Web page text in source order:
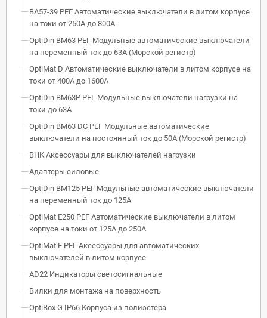
ВА57-39 РЕГ Автоматические выключатели в литом корпусе
на токи от 250А до 800А
OptiDin BM63 РЕГ Модульные автоматические выключатели
на переменный ток до 63А (Морской регистр)
OptiMat D Автоматические выключатели в литом корпусе на
токи от 400А до 1600А
OptiDin BM63P РЕГ Модульные выключатели нагрузки на
токи до 63А
OptiDin BM63 DC РЕГ Модульные автоматические
выключатели на постоянный ток до 50А (Морской регистр)
ВНК Аксессуары для выключателей нагрузки
Адаптеры силовые
OptiDin BM125 РЕГ Модульные автоматические выключатели
на переменный ток до 125А
OptiMat E250 РЕГ Автоматические выключатели в литом
корпусе на токи от 125А до 250А
OptiMat E РЕГ Аксессуары для автоматических
выключателей в литом корпусе
AD22 Индикаторы светосигнальные
Вилки для монтажа на поверхность
OptiBox G IP66 Корпуса из полиэстера